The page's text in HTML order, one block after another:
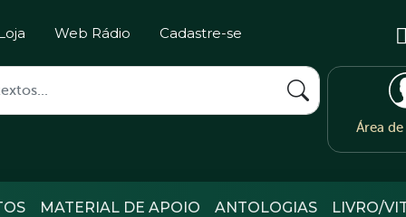
Web Rádio Cadastre-se
Área
MATERIAL DE APOIO ANTOLOGIAS LIVRO/